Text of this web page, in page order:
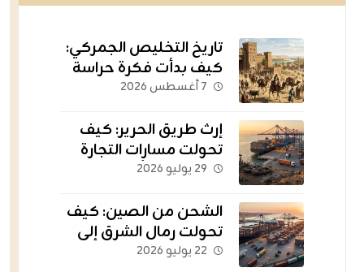
تاريخ التخليص الجمركي:
كيف بدأت فكرة حراسة
الثروات عبر الحدود؟
٧ أغسطس ٢٠٢٦
إرث طريق الحرير: كيف
تحولت مسارات التجارة
القديمة إلى أسطول
٢٩ يوليو ٢٠٢٦
الشحن من الصين: كيف
تحولت رمال الشرق إلى
الشريان اللوجستي
٢٢ يوليو ٢٠٢٦